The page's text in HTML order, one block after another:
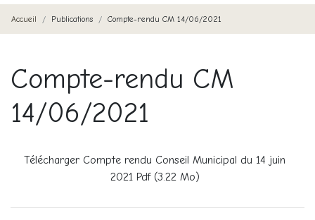
Accueil Publications Compte-rendu CM 14/06/2021
Compte-rendu CM
14/06/2021
Télécharger Compte rendu Conseil Municipal du 14 juin
2021 Pdf (3.22 Mo)